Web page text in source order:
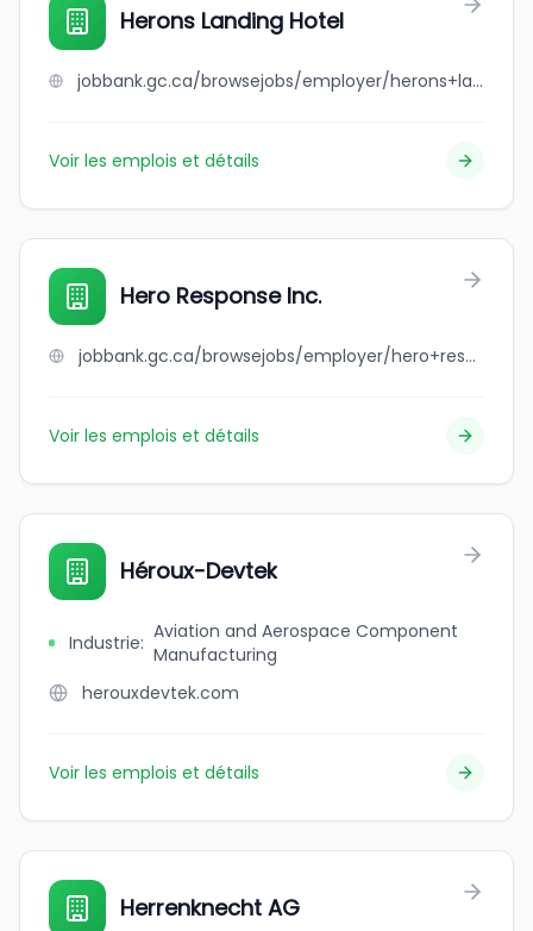
Herons Landing Hotel
jobbank.gc.ca/browsejobs/employer/herons+landing+hotel/ca
Voir les emplois et détails
Hero Response Inc.
jobbank.gc.ca/browsejobs/employer/hero+response+inc./ca
Voir les emplois et détails
Héroux-Devtek
Industrie: Aviation and Aerospace Component
Manufacturing
herouxdevtek.com
Voir les emplois et détails
Herrenknecht AG